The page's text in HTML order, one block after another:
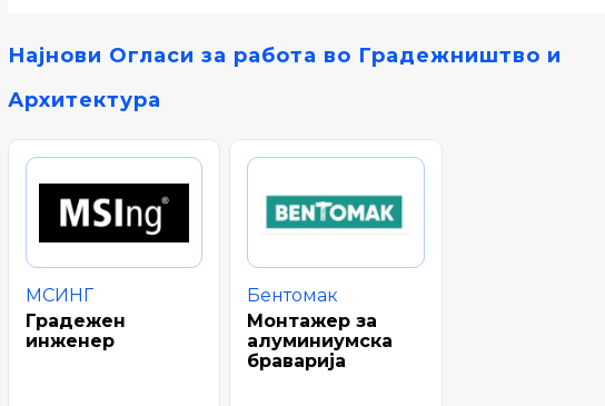
Најнови Огласи за работа во Градежништво и
Архитектура
МСИНГ
Градежен
инженер
Бентомак
Монтажер за
алуминиумска
браварија